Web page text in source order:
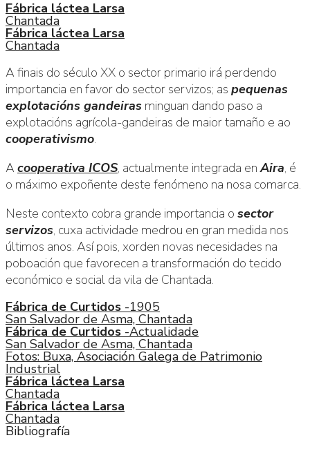
Fábrica láctea Larsa
Chantada
Fábrica láctea Larsa
Chantada
A finais do século XX o sector primario irá perdendo
importancia en favor do sector servizos; as pequenas
explotacións gandeiras minguan dando paso a
explotacións agrícola-gandeiras de maior tamaño e ao
cooperativismo.
A cooperativa ICOS, actualmente integrada enAira, é
o máximo expoñente deste fenómeno na nosa comarca.
Neste contexto cobra grande importancia o sector
servizos, cuxa actividade medrou en gran medida nos
últimos anos. Así pois, xorden novas necesidades na
poboación que favorecen a transformación do tecido
económico e social da vila de Chantada.
Fábrica de Curtidos -1905
San Salvador de Asma, Chantada
Fábrica de Curtidos -Actualidade
San Salvador de Asma, Chantada
Fotos: Buxa, Asociación Galega de Patrimonio
Industrial
Fábrica láctea Larsa
Chantada
Fábrica láctea Larsa
Chantada
Bibliografía